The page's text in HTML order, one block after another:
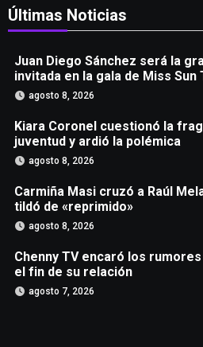
Últimas Noticias
Juan Diego Sánchez será la
invitada en la gala de Miss Sun
agosto 8, 2026
Kiara Coronel cuestionó la
juventud y ardió la polémica
agosto 8, 2026
Carmiña Masi cruzó a Raúl
tildó de «reprimido»
agosto 8, 2026
Chenny TV encaró los
el fin de su relación
agosto 7, 2026